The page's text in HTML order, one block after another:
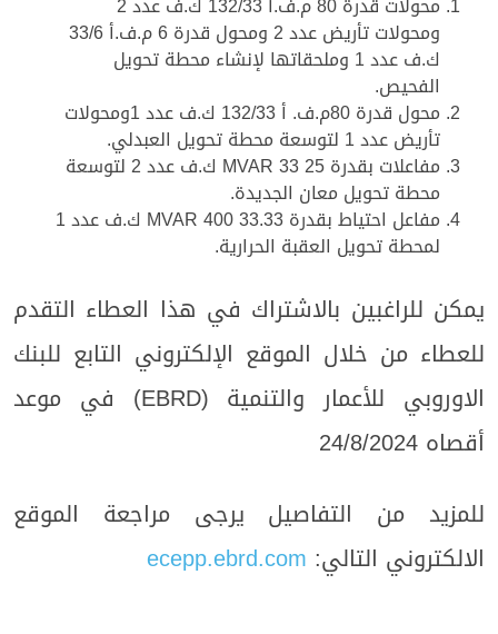
ومحولات تأريض عدد 2 ومحول قدرة 6 م.ف.أ 33/6
ك.ف عدد 1 وملحقاتها لإنشاء محطة تحويل
الفحيص.
محول قدرة 80م.ف. أ 132/33 ك.ف عدد 1ومحولات
تأريض عدد 1 لتوسعة محطة تحويل العبدلي.
مفاعلات بقدرة 25 MVAR 33 ك.ف عدد 2 لتوسعة
محطة تحويل معان الجديدة.
مفاعل احتياط بقدرة 33.33 MVAR 400 ك.ف عدد 1
لمحطة تحويل العقبة الحرارية.
يمكن للراغبين بالاشتراك في هذا العطاء التقدم
للعطاء من خلال الموقع الإلكتروني التابع للبنك
الاوروبي للأعمار والتنمية (EBRD) في موعد
أقصاه 24/8/2024
للمزيد من التفاصيل يرجى مراجعة الموقع
الالكتروني التالي:ecepp.ebrd.com